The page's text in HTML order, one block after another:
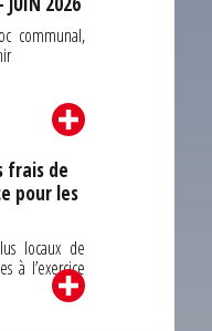
communal,
frais de
pour les
locaux de
à l’exercice